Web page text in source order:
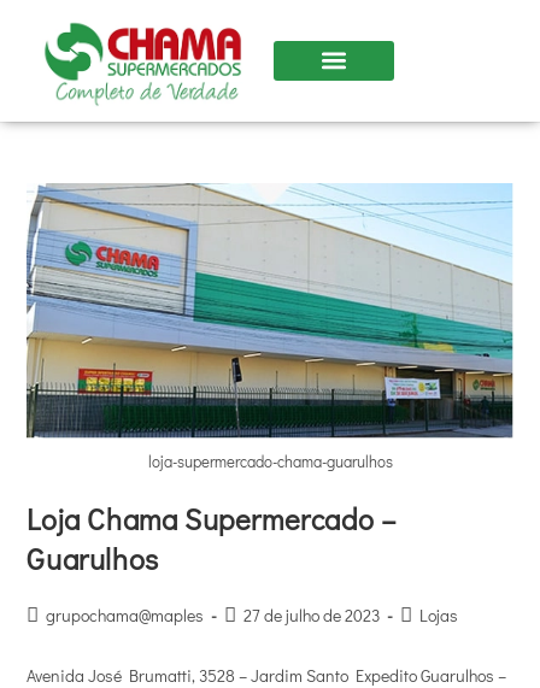
loja-supermercado-chama-guarulhos
Loja Chama Supermercado –
Guarulhos
grupochama@maples 27 de julho de 2023 Lojas
Avenida José Brumatti, 3528 – Jardim Santo Expedito Guarulhos –